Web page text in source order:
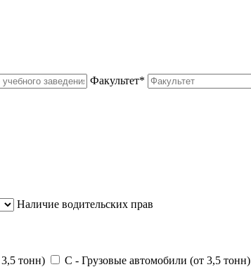
Факультет*
Наличие водительских прав
тонн) С - Грузовые автомобили (от 3,5 тонн)